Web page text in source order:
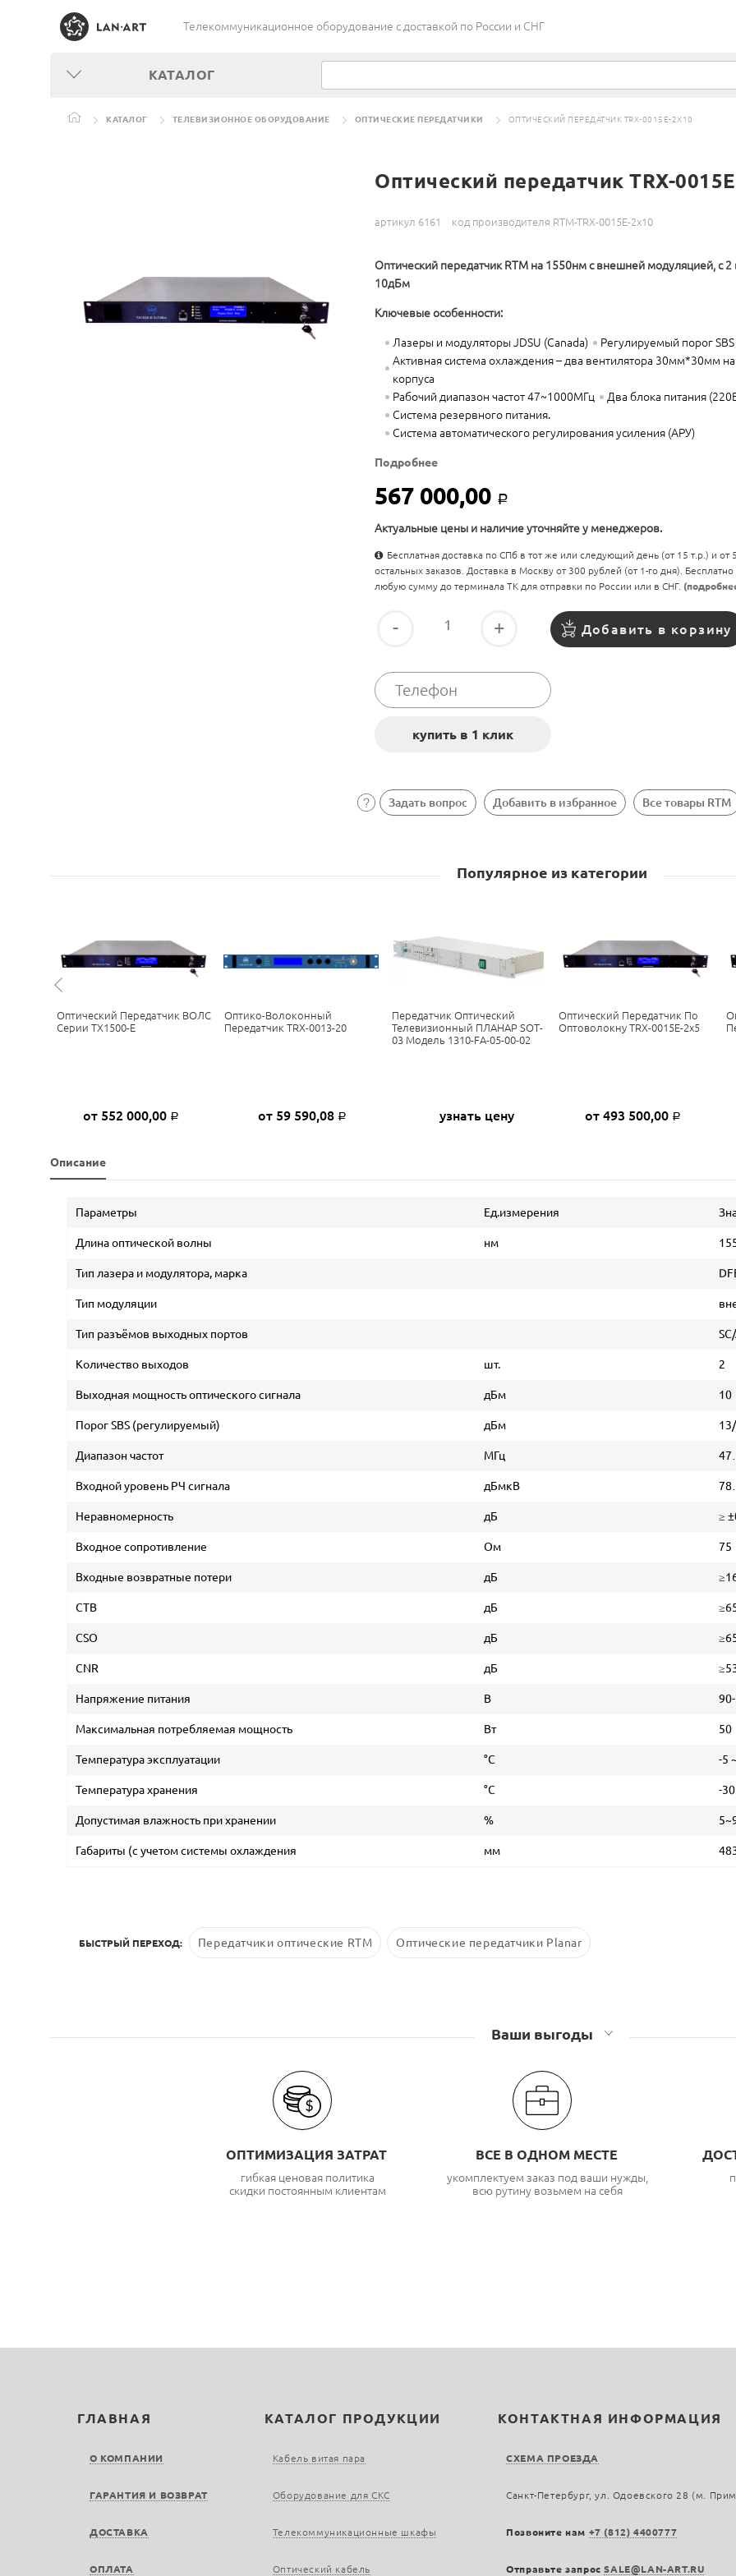
Телекоммуникационное оборудование c доставкой по России и СНГ
КАТАЛОГ
КАТАЛОГ ТЕЛЕВИЗИОННОЕ ОБОРУДОВАНИЕ ОПТИЧЕСКИЕ ПЕРЕДАТЧИКИ ОПТИЧЕСКИЙ ПЕРЕДАТЧИК TRX-0015E-2X10
Оптический передатчик TRX-
артикул 6161 код производителя RTM-TRX-0015E-2x10
Оптический передатчик RTM на 1550нм с внешней модуляцией, с
10дБм
Ключевые особенности:
Лазеры и модуляторы JDSU (Canada)
Регулируемый порог
Активная система охлаждения – два вентилятора 30мм*30мм на
корпуса
Рабочий диапазон частот 47~1000МГц
Два блока питания
Система резервного питания.
Система автоматического регулирования усиления (АРУ)
Подробнее
567 000,00 Р
Актуальные цены и наличие уточняйте у менеджеров.
Бесплатная доставка по СПб в тот же или следующий день (от 15 т.р.) и от
остальных заказов. Доставка в Москву от 300 рублей (от 1-го дня).
любую сумму до терминала ТК для отправки по России или в СНГ.
- + Добавить в корзину
Задать вопрос Добавить в избранное Все товары RTM
Популярное из категории
Оптический Передатчик ВОЛС
Серии TX1500-E
от 552 000,00 Р
Оптико-Волоконный
Передатчик TRX-0013-20
от 59 590,08 Р
Передатчик Оптический
Телевизионный ПЛАНАР SOT-
03 Модель 1310-FA-05-00-02
узнать цену
Оптический Передатчик По
Оптоволокну TRX-0015E-2x5
от 493 500,00 Р
Описание
Параметры Ед.измерения
Длина оптической волны нм
Тип лазера и модулятора, марка
Тип модуляции
Тип разъёмов выходных портов
Количество выходов шт. 2
Выходная мощность оптического сигнала дБм 10
Порог SBS (регулируемый) дБм
Диапазон частот МГц
Входной уровень РЧ сигнала дБмкВ
Неравномерность дБ ≥
Входное сопротивление Ом 75
Входные возвратные потери дБ
CTB дБ
CSO дБ
CNR дБ
Напряжение питания В
Максимальная потребляемая мощность Вт 50
Температура эксплуатации °С -5
Температура хранения °С -
Допустимая влажность при хранении %
Габариты (с учетом системы охлаждения мм
БЫСТРЫЙ ПЕРЕХОД: Передатчики оптические RTM Оптические передатчики Planar
Ваши выгоды
ОПТИМИЗАЦИЯ ЗАТРАТ
гибкая ценовая политика
скидки постоянным клиентам
ВСЕ В ОДНОМ МЕСТЕ
укомплектуем заказ под ваши нужды,
всю рутину возьмем на себя
ГЛАВНАЯ
О КОМПАНИИ
ГАРАНТИЯ И ВОЗВРАТ
ДОСТАВКА
ОПЛАТА
КАТАЛОГ ПРОДУКЦИИ
Кабель витая пара
Оборудование для СКС
Телекоммуникационные шкафы
Оптический кабель
КОНТАКТНАЯ ИНФОРМАЦИЯ
СХЕМА ПРОЕЗДА
Санкт-Петербург, ул. Одоевского 28 (м.
Позвоните нам +7 (812) 4400777
Отправьте запросSALE@LAN-ART.RU